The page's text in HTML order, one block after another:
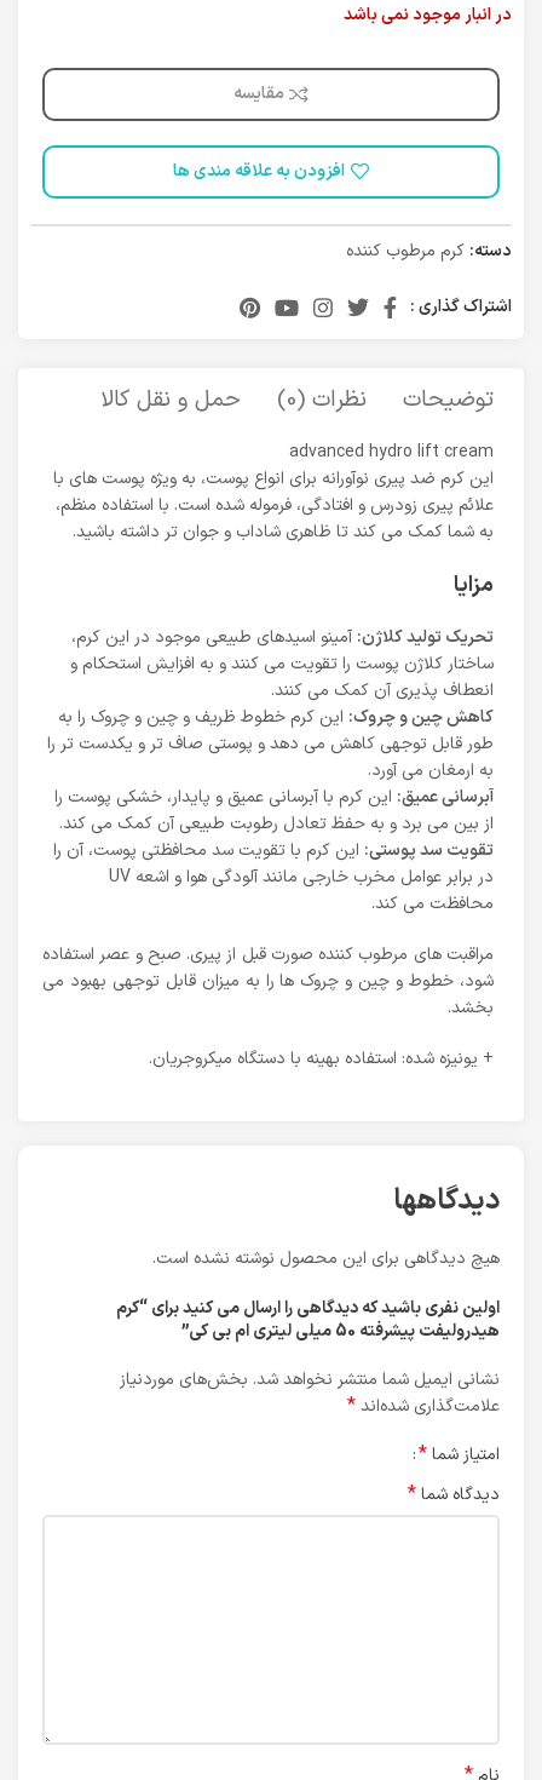
در انبار موجود نمی باشد
مقایسه
افزودن به علاقه مندی ها
دسته: کرم مرطوب کننده
اشتراک گذاری :
توضیحات نظرات (0) حمل و نقل کالا
advanced hydro lift cream
این کرم ضد پیری نوآورانه برای انواع پوست، به ویژه پوست های با
علائم پیری زودرس و افتادگی، فرموله شده است. با استفاده منظم،
به شما کمک می کند تا ظاهری شاداب و جوان تر داشته باشید.
مزایا
تحریک تولید کلاژن: آمینو اسیدهای طبیعی موجود در این کرم،
ساختار کلاژن پوست را تقویت می کنند و به افزایش استحکام و
انعطاف پذیری آن کمک می کنند.
کاهش چین و چروک: این کرم خطوط ظریف و چین و چروک را به
طور قابل توجهی کاهش می دهد و پوستی صاف تر و یکدست تر را
به ارمغان می آورد.
آبرسانی عمیق: این کرم با آبرسانی عمیق و پایدار، خشکی پوست را
از بین می برد و به حفظ تعادل رطوبت طبیعی آن کمک می کند.
تقویت سد پوستی: این کرم با تقویت سد محافظتی پوست، آن را
در برابر عوامل مخرب خارجی مانند آلودگی هوا و اشعه UV
محافظت می کند.
مراقبت های مرطوب کننده صورت قبل از پیری. صبح و عصر استفاده
شود، خطوط و چین و چروک ها را به میزان قابل توجهی بهبود می
بخشد.
+ یونیزه شده: استفاده بهینه با دستگاه میکروجریان.
دیدگاهها
هیچ دیدگاهی برای این محصول نوشته نشده است.
اولین نفری باشید که دیدگاهی را ارسال می کنید برای “کرم
هیدرولیفت پیشرفته 50 میلی لیتری ام بی کی”
نشانی ایمیل شما منتشر نخواهد شد. بخش‌های موردنیاز
علامت‌گذاری شده‌اند*
امتیاز شما*
دیدگاه شما*